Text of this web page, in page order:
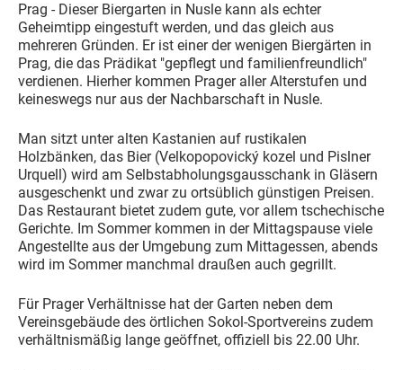
Prag - Dieser Biergarten in Nusle kann als echter
Geheimtipp eingestuft werden, und das gleich aus
mehreren Gründen. Er ist einer der wenigen Biergärten in
Prag, die das Prädikat "gepflegt und familienfreundlich"
verdienen. Hierher kommen Prager aller Alterstufen und
keineswegs nur aus der Nachbarschaft in Nusle.
Man sitzt unter alten Kastanien auf rustikalen
Holzbänken, das Bier (Velkopopovický kozel und Pislner
Urquell) wird am Selbstabholungsgausschank in Gläsern
ausgeschenkt und zwar zu ortsüblich günstigen Preisen.
Das Restaurant bietet zudem gute, vor allem tschechische
Gerichte. Im Sommer kommen in der Mittagspause viele
Angestellte aus der Umgebung zum Mittagessen, abends
wird im Sommer manchmal draußen auch gegrillt.
Für Prager Verhältnisse hat der Garten neben dem
Vereinsgebäude des örtlichen Sokol-Sportvereins zudem
verhältnismäßig lange geöffnet, offiziell bis 22.00 Uhr.